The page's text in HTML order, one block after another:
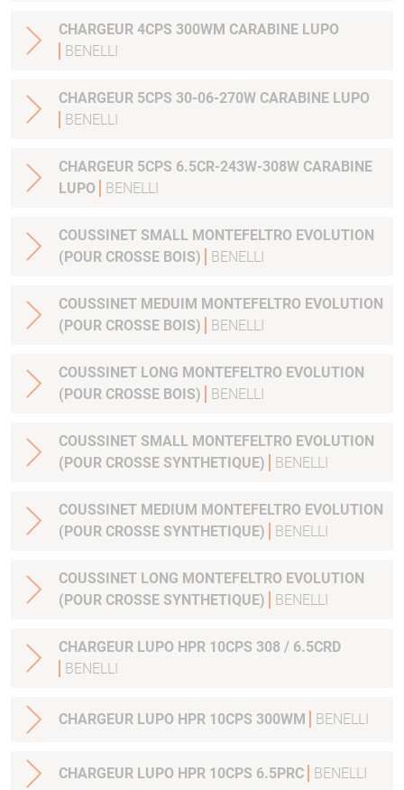
CHARGEUR 4CPS 300WM CARABINE LUPO
BENELLI
CHARGEUR 5CPS 30-06-270W CARABINE LUPO
BENELLI
CHARGEUR 5CPS 6.5CR-243W-308W CARABINE
LUPO
BENELLI
COUSSINET SMALL MONTEFELTRO EVOLUTION
(POUR CROSSE BOIS)
BENELLI
COUSSINET MEDUIM MONTEFELTRO EVOLUTION
(POUR CROSSE BOIS)
BENELLI
COUSSINET LONG MONTEFELTRO EVOLUTION
(POUR CROSSE BOIS)
BENELLI
COUSSINET SMALL MONTEFELTRO EVOLUTION
(POUR CROSSE SYNTHETIQUE)
BENELLI
COUSSINET MEDIUM MONTEFELTRO EVOLUTION
(POUR CROSSE SYNTHETIQUE)
BENELLI
COUSSINET LONG MONTEFELTRO EVOLUTION
(POUR CROSSE SYNTHETIQUE)
BENELLI
CHARGEUR LUPO HPR 10CPS 308 / 6.5CRD
BENELLI
CHARGEUR LUPO HPR 10CPS 300WM BENELLI
CHARGEUR LUPO HPR 10CPS 6.5PRC BENELLI